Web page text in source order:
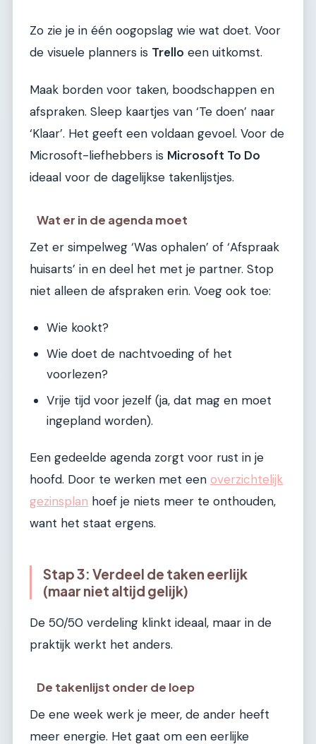
Zo zie je in één oogopslag wie wat doet. Voor
de visuele planners is Trello een uitkomst.
Maak borden voor taken, boodschappen en
afspraken. Sleep kaartjes van ‘Te doen’ naar
‘Klaar’. Het geeft een voldaan gevoel. Voor de
Microsoft-liefhebbers is Microsoft To Do
ideaal voor de dagelijkse takenlijstjes.
Wat er in de agenda moet
Zet er simpelweg ‘Was ophalen’ of ‘Afspraak
huisarts’ in en deel het met je partner. Stop
niet alleen de afspraken erin. Voeg ook toe:
Wie kookt?
Wie doet de nachtvoeding of het
voorlezen?
Vrije tijd voor jezelf (ja, dat mag en moet
ingepland worden).
Een gedeelde agenda zorgt voor rust in je
hoofd. Door te werken met een overzichtelijk
gezinsplan hoef je niets meer te onthouden,
want het staat ergens.
Stap 3: Verdeel de taken eerlijk
(maar niet altijd gelijk)
De 50/50 verdeling klinkt ideaal, maar in de
praktijk werkt het anders.
De takenlijst onder de loep
De ene week werk je meer, de ander heeft
meer energie. Het gaat om een eerlijke